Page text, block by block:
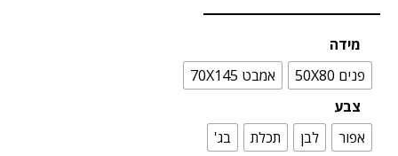
מידה
פנים 50X80
אמבט 70X145
צבע
אפור
לבן תכלת בג'